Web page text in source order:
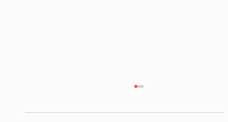
https://www.dropbox.com/scl/fi/26ip5u1qjrn